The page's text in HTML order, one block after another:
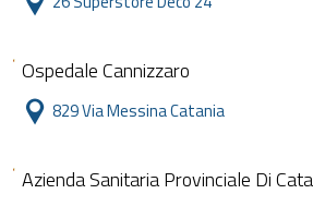
Ospedale Cannizzaro
829 Via Messina Catania
Azienda Sanitaria Provinciale Di